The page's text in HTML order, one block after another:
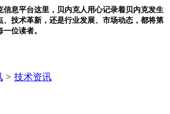
信息平台这里，贝内克人用心记录着贝内克发生
、技术革新，还是行业发展、市场动态，都将第
位读者。
> 技术资讯